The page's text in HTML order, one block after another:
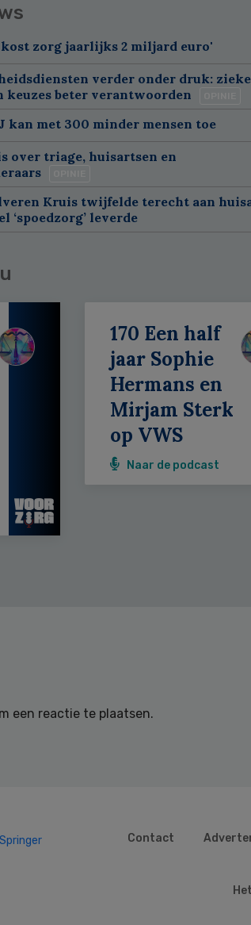
zorg jaarlijks 2 miljard euro'
verder onder druk:
keuzes beter verantwoorden
kan met 300 minder mensen toe
over triage, huisartsen en
Kruis twijfelde terecht aan
‘spoedzorg’ leverde
170 Een half
jaar Sophie
Hermans en
Mirjam Sterk
op VWS
Naar de podcast
een reactie te plaatsen.
Springer
Contact